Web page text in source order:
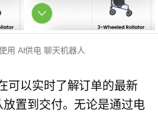
用 AI供电 聊天机器人
可以实时了解订单的最新
放置到交付。无论是通过电